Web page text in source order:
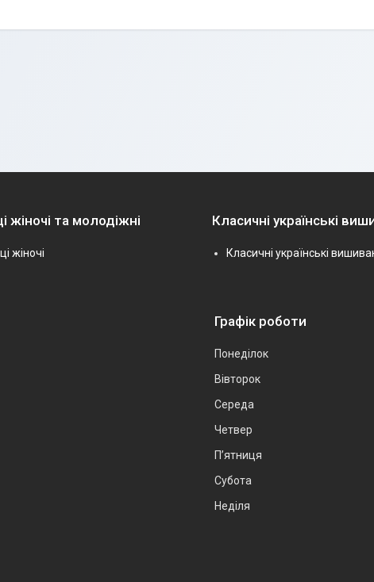
жіночі та молодіжні
жіночі
Класичні українські
Класичні українські
Графік роботи
Понеділок
Вівторок
Середа
Четвер
Пʼятниця
Субота
Неділя